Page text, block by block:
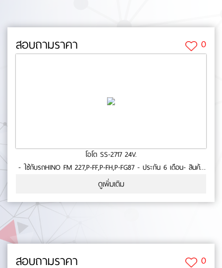
สอบถามราคา 0
โอโต SS-2717 24V.
- ใช้กับรถHINO FM 227,P-FF,P-FH,P-FG87 - ประกัน 6 เดือน- สินค้า
คุณภาพ No.0-73-29
ดูเพิ่มเติม
สอบถามราคา 0